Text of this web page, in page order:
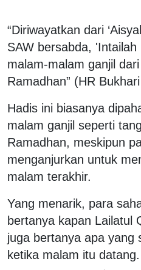
“Diriwayatkan dari
SAW bersabda,
malam-malam ganjil
Ramadhan” (HR
Hadis ini biasanya
malam ganjil seperti
Ramadhan, meskipun
menganjurkan untuk
malam terakhir.
Yang menarik, para
bertanya kapan Lailatul
juga bertanya apa yang
ketika malam itu datang.